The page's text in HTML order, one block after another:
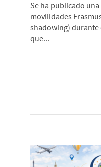
Se ha publicado
movilidades
shadowing) durante
que...